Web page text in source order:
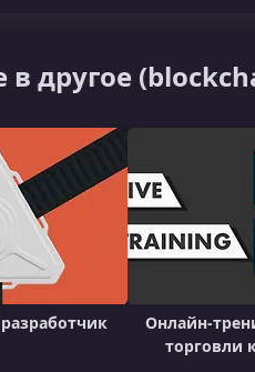
в другоe
Онлайн-
торговли